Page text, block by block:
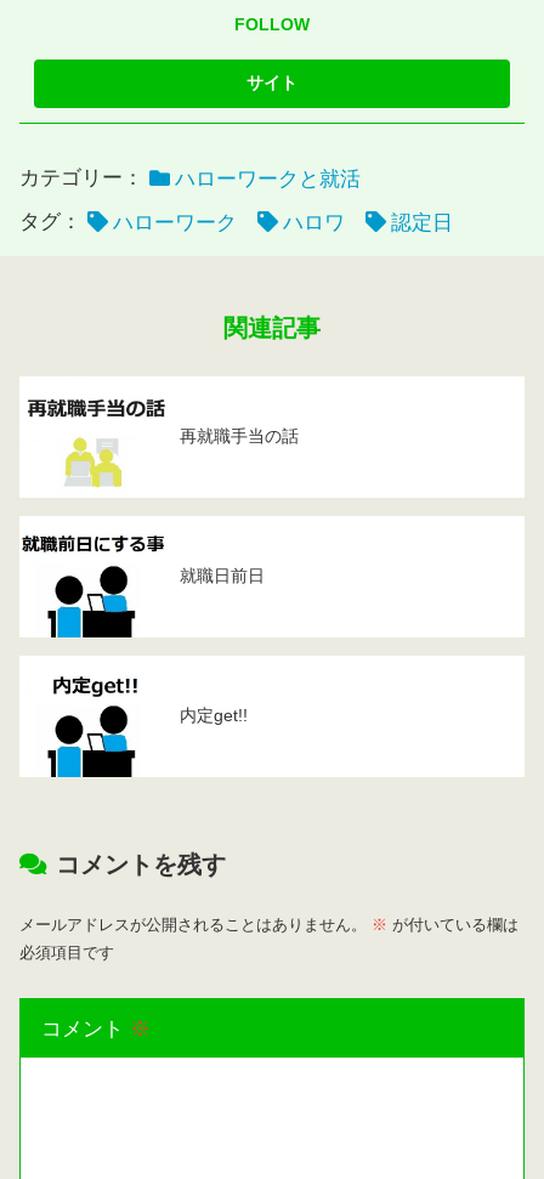
FOLLOW
カテゴリー：
ハローワークと就活
タグ：
ハローワーク ハロワ 認定日
関連記事
再就職手当の話
就職日前日
内定get!!
コメントを残す
メールアドレスが公開されることはありません。 ※ が付いている欄は
必須項目です
コメント ※